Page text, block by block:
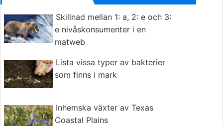
Skillnad mellan 1: a, 2: e och 3:
e nivåskonsumenter i en
matweb
Lista vissa typer av bakterier
som finns i mark
Inhemska växter av Texas
Coastal Plains